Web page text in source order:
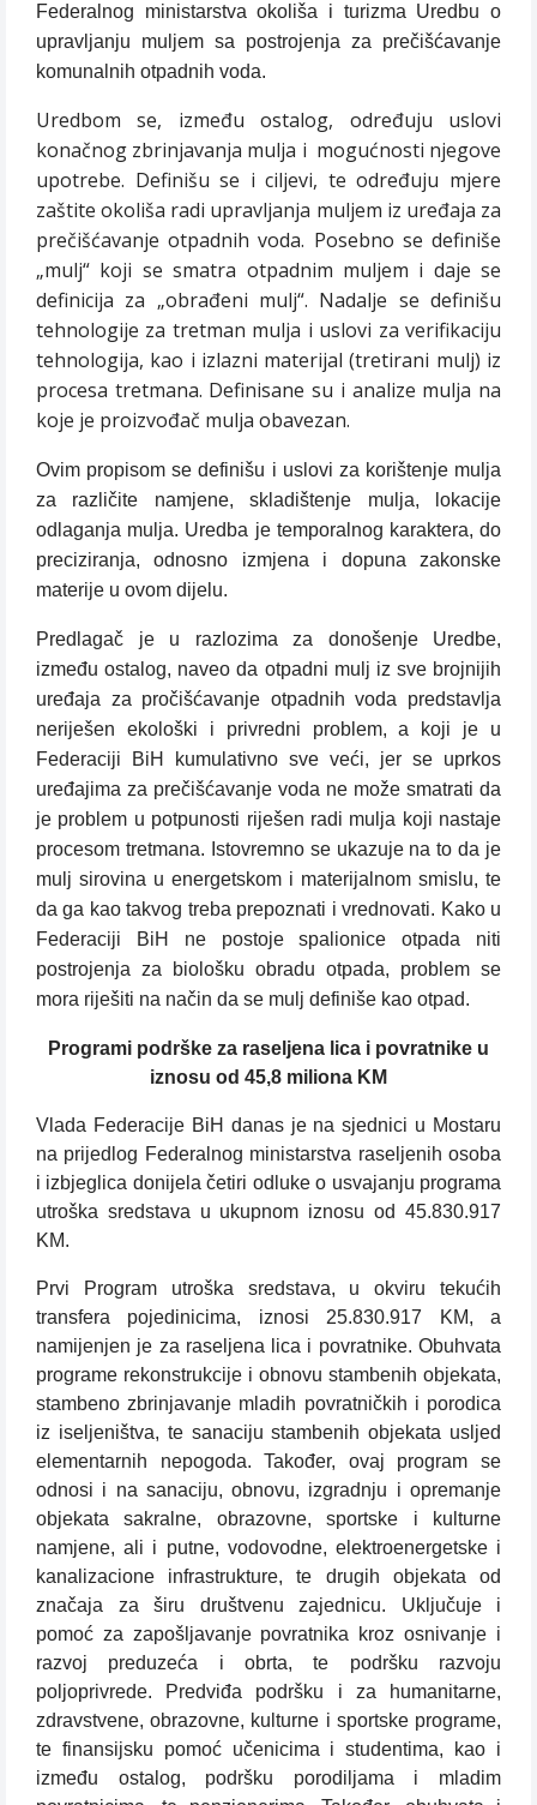
Federalnog ministarstva okoliša i turizma Uredbu o
upravljanju muljem sa postrojenja za prečišćavanje
komunalnih otpadnih voda.
Uredbom se, između ostalog, određuju uslovi
konačnog zbrinjavanja mulja i mogućnosti njegove
upotrebe. Definišu se i ciljevi, te određuju mjere
zaštite okoliša radi upravljanja muljem iz uređaja za
prečišćavanje otpadnih voda. Posebno se definiše
„mulj“ koji se smatra otpadnim muljem i daje se
definicija za „obrađeni mulj“. Nadalje se definišu
tehnologije za tretman mulja i uslovi za verifikaciju
tehnologija, kao i izlazni materijal (tretirani mulj) iz
procesa tretmana. Definisane su i analize mulja na
koje je proizvođač mulja obavezan.
Ovim propisom se definišu i uslovi za korištenje mulja
za različite namjene, skladištenje mulja, lokacije
odlaganja mulja. Uredba je temporalnog karaktera, do
preciziranja, odnosno izmjena i dopuna zakonske
materije u ovom dijelu.
Predlagač je u razlozima za donošenje Uredbe,
između ostalog, naveo da otpadni mulj iz sve brojnijih
uređaja za pročišćavanje otpadnih voda predstavlja
neriješen ekološki i privredni problem, a koji je u
Federaciji BiH kumulativno sve veći, jer se uprkos
uređajima za prečišćavanje voda ne može smatrati da
je problem u potpunosti riješen radi mulja koji nastaje
procesom tretmana. Istovremno se ukazuje na to da je
mulj sirovina u energetskom i materijalnom smislu, te
da ga kao takvog treba prepoznati i vrednovati. Kako u
Federaciji BiH ne postoje spalionice otpada niti
postrojenja za biološku obradu otpada, problem se
mora riješiti na način da se mulj definiše kao otpad.
Programi podrške za raseljena lica i povratnike u
iznosu od 45,8 miliona KM
Vlada Federacije BiH danas je na sjednici u Mostaru
na prijedlog Federalnog ministarstva raseljenih osoba
i izbjeglica donijela četiri odluke o usvajanju programa
utroška sredstava u ukupnom iznosu od 45.830.917
KM.
Prvi Program utroška sredstava, u okviru tekućih
transfera pojedinicima, iznosi 25.830.917 KM, a
namijenjen je za raseljena lica i povratnike. Obuhvata
programe rekonstrukcije i obnovu stambenih objekata,
stambeno zbrinjavanje mladih povratničkih i porodica
iz iseljeništva, te sanaciju stambenih objekata usljed
elementarnih nepogoda. Također, ovaj program se
odnosi i na sanaciju, obnovu, izgradnju i opremanje
objekata sakralne, obrazovne, sportske i kulturne
namjene, ali i putne, vodovodne, elektroenergetske i
kanalizacione infrastrukture, te drugih objekata od
značaja za širu društvenu zajednicu. Uključuje i
pomoć za zapošljavanje povratnika kroz osnivanje i
razvoj preduzeća i obrta, te podršku razvoju
poljoprivrede. Predviđa podršku i za humanitarne,
zdravstvene, obrazovne, kulturne i sportske programe,
te finansijsku pomoć učenicima i studentima, kao i
između ostalog, podršku porodiljama i mladim